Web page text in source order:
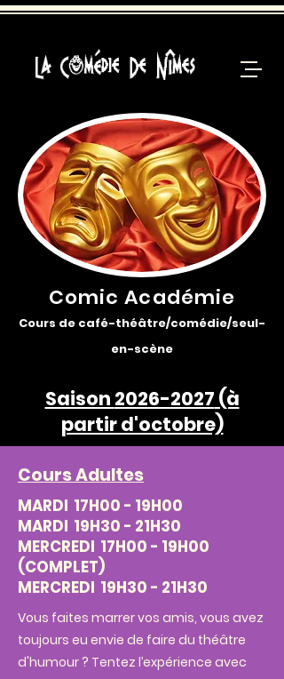
Comic Académie
Cours de café-théâtre/comédie/seul-
en-scène
Saison 2026-2027 (à
partir d'octobre)
Cours Adultes
MARDI 17H00 - 19H00
MARDI 19H30 - 21H30
MERCREDI 17H00 - 19H00
(COMPLET)
MERCREDI 19H30 - 21H30
Vous faites marrer vos amis, vous avez
toujours eu envie de faire du théâtre
d'humour ? Tentez l’expérience avec